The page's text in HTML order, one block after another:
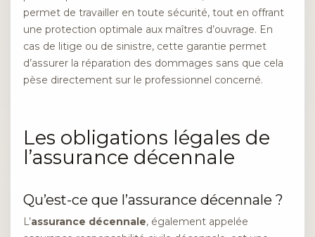
permet de travailler en toute sécurité, tout en offrant
une protection optimale aux maîtres d’ouvrage. En
cas de litige ou de sinistre, cette garantie permet
d’assurer la réparation des dommages sans que cela
pèse directement sur le professionnel concerné.
Les obligations légales de
l’assurance décennale
Qu’est-ce que l’assurance décennale ?
L’assurance décennale, également appelée